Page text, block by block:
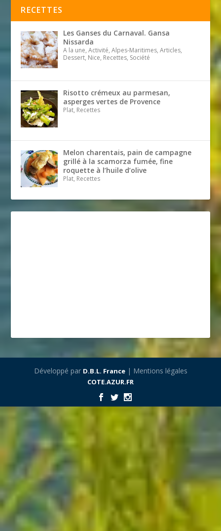
RECETTES
Les Ganses du Carnaval. Gansa
Nissarda
A la une, Activité, Alpes-Maritimes, Articles,
Dessert, Nice, Recettes, Société
Risotto crémeux au parmesan,
asperges vertes de Provence
Plat, Recettes
Melon charentais, pain de campagne
grillé à la scamorza fumée, fine
roquette à l’huile d’olive
Plat, Recettes
Développé par D.B.L. France| Mentions légales
COTE.AZUR.FR